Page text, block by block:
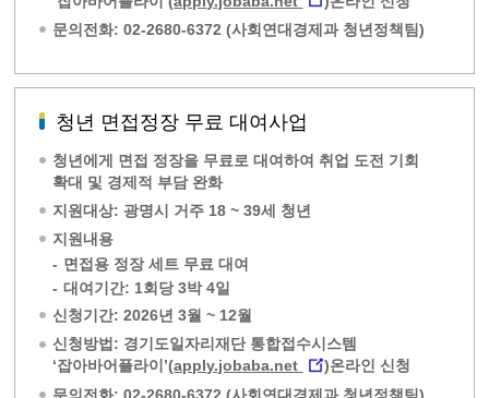
문의전화: 02-2680-6372 (사회연대경제과 청년정책팀)
청년 면접정장 무료 대여사업
청년에게 면접 정장을 무료로 대여하여 취업 도전 기회
확대 및 경제적 부담 완화
지원대상: 광명시 거주 18 ~ 39세 청년
지원내용
- 면접용 정장 세트 무료 대여
- 대여기간: 1회당 3박 4일
신청기간: 2026년 3월 ~ 12월
신청방법: 경기도일자리재단 통합접수시스템
‘잡아바어플라이’(apply.jobaba.net
)온라인 신청
문의전화: 02-2680-6372 (사회연대경제과 청년정책팀)